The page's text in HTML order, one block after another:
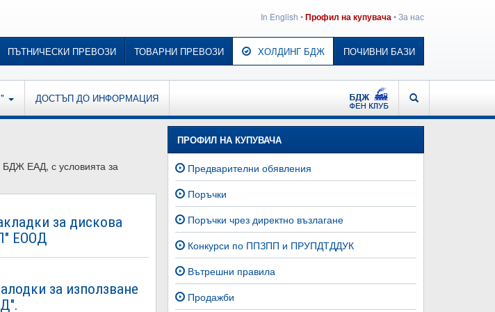
In English •Профил на купувача•За нас
ПЪТНИЧЕСКИ ПРЕВОЗИ ТОВАРНИ ПРЕВОЗИ ХОЛДИНГ БДЖ ПОЧИВНИ БАЗИ
ДОСТЪП ДО ИНФОРМАЦИЯ ТЪРСЕНЕ
БДЖ ЕАД, с условията за
за дискова
ЕООД
за използване
ПРОФИЛ НА КУПУВАЧА
Предварителни обявления
Поръчки
Поръчки чрез директно възлагане
Конкурси по ППЗПП и ПРУПДТДДУК
Вътрешни правила
Продажби